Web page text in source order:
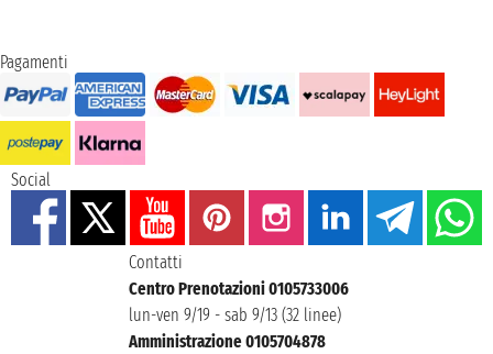
Pagamenti
Social
Contatti
Centro Prenotazioni 0105733006
lun-ven 9/19 - sab 9/13 (32 linee)
Amministrazione 0105704878